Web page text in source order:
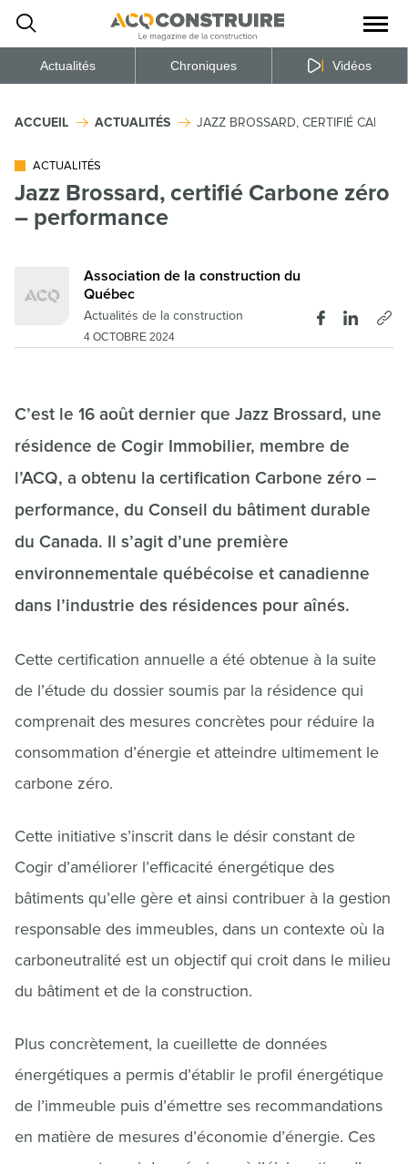
la
du
Actualités Chroniques Vidéos
ACCUEIL ACTUALITÉS JAZZ BROSSARD, CERTIFIÉ
ACTUALITÉS
Jazz Brossard, certifié Carbone zéro
– performance
Association de la construction du
Québec
Actualités de la construction
4 OCTOBRE 2024
C’est le 16 août dernier que Jazz Brossard, une
résidence de Cogir Immobilier, membre de
l’ACQ, a obtenu la certification Carbone zéro –
performance, du Conseil du bâtiment durable
du Canada. Il s’agit d’une première
environnementale québécoise et canadienne
dans l’industrie des résidences pour aînés.
Cette certification annuelle a été obtenue à la suite
de l’étude du dossier soumis par la résidence qui
comprenait des mesures concrètes pour réduire la
consommation d’énergie et atteindre ultimement le
carbone zéro.
Cette initiative s’inscrit dans le désir constant de
Cogir d’améliorer l’efficacité énergétique des
bâtiments qu’elle gère et ainsi contribuer à la gestion
responsable des immeubles, dans un contexte où la
carboneutralité est un objectif qui croit dans le milieu
du bâtiment et de la construction.
Plus concrètement, la cueillette de données
énergétiques a permis d’établir le profil énergétique
de l’immeuble puis d’émettre ses recommandations
en matière de mesures d’économie d’énergie. Ces